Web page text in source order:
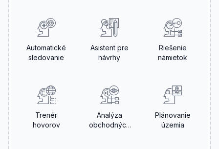
Automatické
sledovanie
Asistent pre
návrhy
Riešenie
námietok
Trenér
hovorov
Analýza
obchodných
Plánovanie
územia